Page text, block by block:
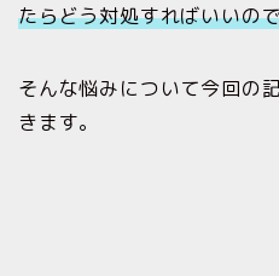
たらどう対処すればいいの
そんな悩みについて今回の
きます。